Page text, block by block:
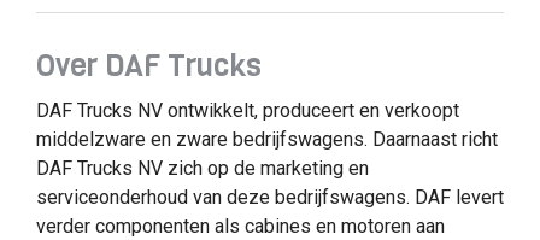
Over DAF Trucks
DAF Trucks NV ontwikkelt, produceert en verkoopt
middelzware en zware bedrijfswagens. Daarnaast richt
DAF Trucks NV zich op de marketing en
serviceonderhoud van deze bedrijfswagens. DAF levert
verder componenten als cabines en motoren aan